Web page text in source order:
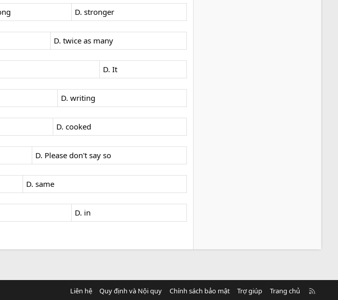
D. stronger
D. twice as many
D. It
D. writing
D. cooked
D. Please don't say so
D. same
D. in
Liên hệ Quy định và Nội quy Chính sách bảo mật Trợ giúp Trang chủ